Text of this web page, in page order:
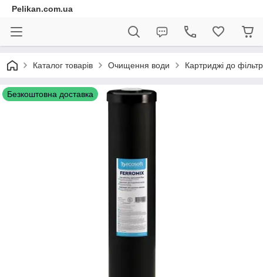
Pelikan.com.ua
Каталог товарів Очищення води Картриджі до
Безкоштовна доставка